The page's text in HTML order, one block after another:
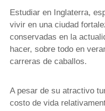
Estudiar en Inglaterra,
vivir en una ciudad
conservadas en la
hacer, sobre todo en
carreras de caballos.
A pesar de su atractivo
costo de vida